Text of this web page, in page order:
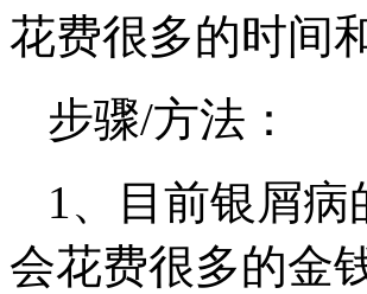
花费很多的时间
步骤/方法：
1、目前银屑
会花费很多的金